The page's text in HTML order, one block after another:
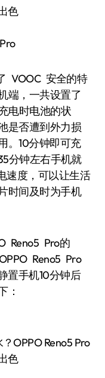
VOOC 安全的特
端，一共设置了
电时电池的状
是否遭到外力损
。10分钟即可充
分钟左右手机就
速度，可以让生活
时间及时为手机
Reno5 Pro的
Reno5 Pro
置手机10分钟后
：